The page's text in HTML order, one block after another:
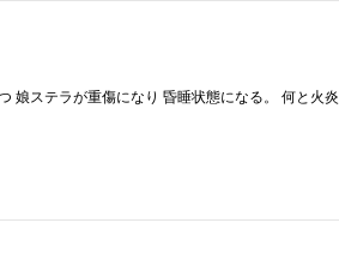
娘ステラが重傷になり 昏睡状態になる。 何と火炎